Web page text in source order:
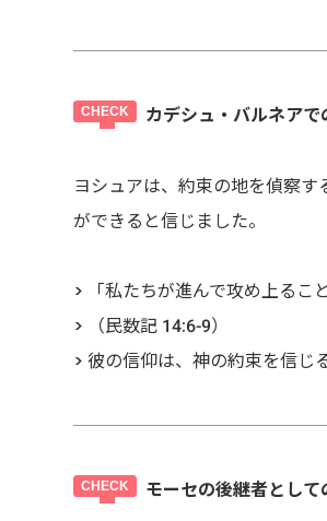
カデシュ・バルネアで
ヨシュアは、約束の地を偵察
ができると信じました。
> 「私たちが進んで攻め上るこ
> （民数記 14:6-9）
> 彼の信仰は、神の約束を信じ
モーセの後継者として